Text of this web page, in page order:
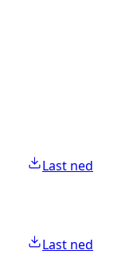
Last ned
Last ned